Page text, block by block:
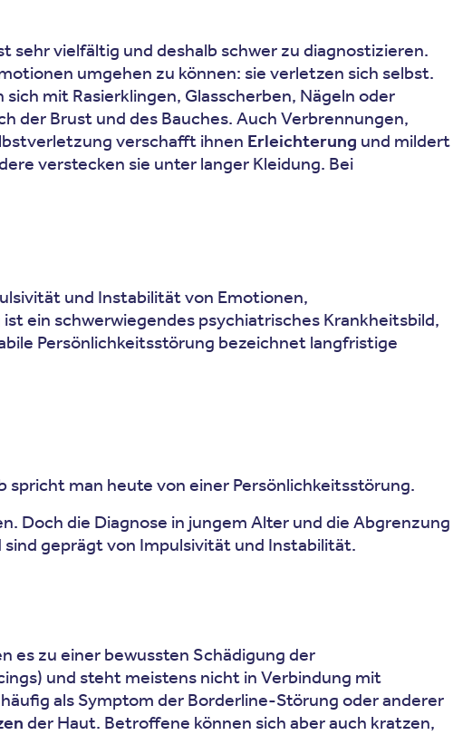
sehr vielfältig und deshalb schwer zu diagnostizieren.
umgehen zu können: sie verletzen sich selbst.
mit Rasierklingen, Glasscherben, Nägeln oder
der Brust und des Bauches. Auch Verbrennungen,
verschafft ihnen Erleichterung und mildert
verstecken sie unter langer Kleidung. Bei
und Instabilität von Emotionen,
ein schwerwiegendes psychiatrisches Krankheitsbild,
Persönlichkeitsstörung bezeichnet langfristige
man heute von einer Persönlichkeitsstörung.
Doch die Diagnose in jungem Alter und die Abgrenzung
geprägt von Impulsivität und Instabilität.
es zu einer bewussten Schädigung der
und steht meistens nicht in Verbindung mit
als Symptom der Borderline-Störung oder anderer
der Haut. Betroffene können sich aber auch kratzen,